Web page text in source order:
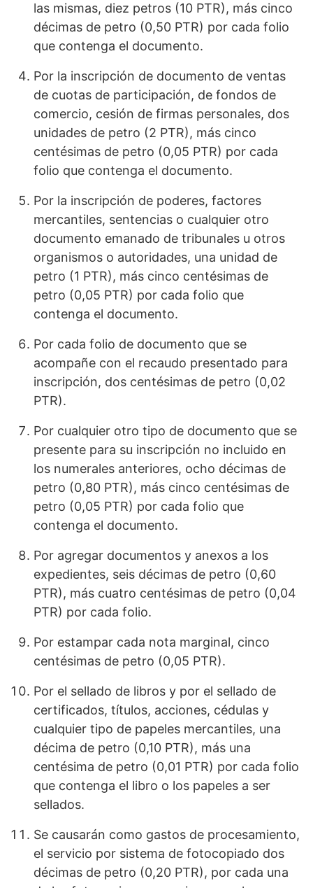
las mismas, diez petros (10 PTR), más cinco
décimas de petro (0,50 PTR) por cada folio
que contenga el documento.
Por la inscripción de documento de ventas
de cuotas de participación, de fondos de
comercio, cesión de firmas personales, dos
unidades de petro (2 PTR), más cinco
centésimas de petro (0,05 PTR) por cada
folio que contenga el documento.
Por la inscripción de poderes, factores
mercantiles, sentencias o cualquier otro
documento emanado de tribunales u otros
organismos o autoridades, una unidad de
petro (1 PTR), más cinco centésimas de
petro (0,05 PTR) por cada folio que
contenga el documento.
Por cada folio de documento que se
acompañe con el recaudo presentado para
inscripción, dos centésimas de petro (0,02
PTR).
Por cualquier otro tipo de documento que se
presente para su inscripción no incluido en
los numerales anteriores, ocho décimas de
petro (0,80 PTR), más cinco centésimas de
petro (0,05 PTR) por cada folio que
contenga el documento.
Por agregar documentos y anexos a los
expedientes, seis décimas de petro (0,60
PTR), más cuatro centésimas de petro (0,04
PTR) por cada folio.
Por estampar cada nota marginal, cinco
centésimas de petro (0,05 PTR).
Por el sellado de libros y por el sellado de
certificados, títulos, acciones, cédulas y
cualquier tipo de papeles mercantiles, una
décima de petro (0,10 PTR), más una
centésima de petro (0,01 PTR) por cada folio
que contenga el libro o los papeles a ser
sellados.
Se causarán como gastos de procesamiento,
el servicio por sistema de fotocopiado dos
décimas de petro (0,20 PTR), por cada una